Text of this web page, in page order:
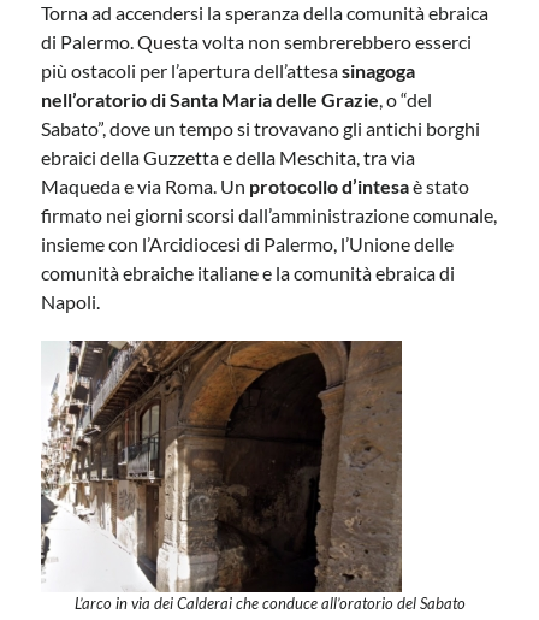
Torna ad accendersi la speranza della comunità ebraica
di Palermo. Questa volta non sembrerebbero esserci
più ostacoli per l’apertura dell’attesasinagoga
nell’oratorio di Santa Maria delle Grazie, o “del
Sabato”, dove un tempo si trovavano gli antichi borghi
ebraici della Guzzetta e della Meschita, tra via
Maqueda e via Roma. Un protocollo d’intesaè stato
firmato nei giorni scorsi dall’amministrazione comunale,
insieme con l’Arcidiocesi di Palermo, l’Unione delle
comunità ebraiche italiane e la comunità ebraica di
Napoli.
L’arco in via dei Calderai che conduce all’oratorio del Sabato